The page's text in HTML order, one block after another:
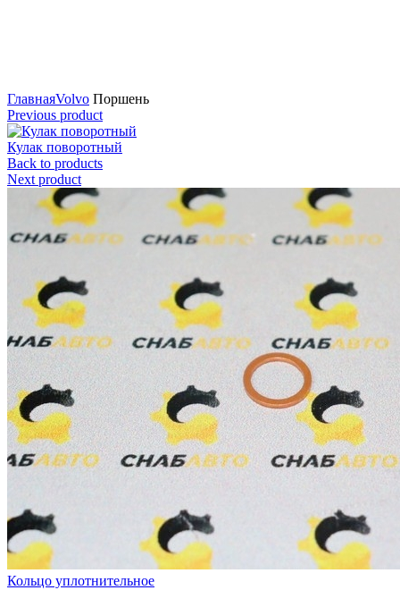
ГлавнаяVolvo Поршень
Previous product
Кулак поворотный
Back to products
Next product
Кольцо уплотнительное